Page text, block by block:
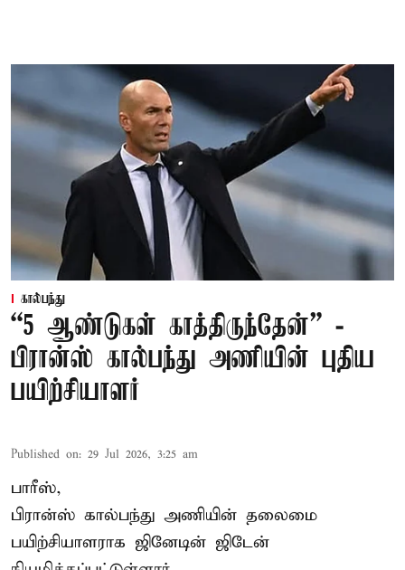
கால்பந்து
“5 ஆண்டுகள் காத்திருந்தேன்” -
பிரான்ஸ் கால்பந்து அணியின் புதிய
பயிற்சியாளர்
Published on: 29 Jul 2026, 3:25 am
பாரீஸ்,
பிரான்ஸ் கால்பந்து அணியின் தலைமை
பயிற்சியாளராக ஜினேடின் ஜிடேன்